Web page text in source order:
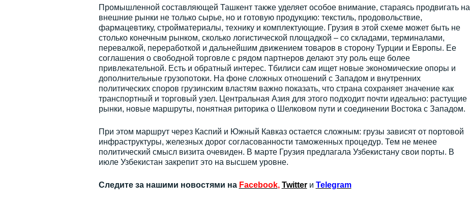
Промышленной составляющей Ташкент также уделяет особое внимание, стараясь продвигать на
внешние рынки не только сырье, но и готовую продукцию: текстиль, продовольствие,
фармацевтику, стройматериалы, технику и комплектующие. Грузия в этой схеме может быть не
столько конечным рынком, сколько логистической площадкой – со складами, терминалами,
перевалкой, переработкой и дальнейшим движением товаров в сторону Турции и Европы. Ее
соглашения о свободной торговле с рядом партнеров делают эту роль еще более
привлекательной. Есть и обратный интерес. Тбилиси сам ищет новые экономические опоры и
дополнительные грузопотоки. На фоне сложных отношений с Западом и внутренних
политических споров грузинским властям важно показать, что страна сохраняет значение как
транспортный и торговый узел. Центральная Азия для этого подходит почти идеально: растущие
рынки, новые маршруты, понятная риторика о Шелковом пути и соединении Востока с Западом.
При этом маршрут через Каспий и Южный Кавказ остается сложным: грузы зависят от портовой
инфраструктуры, железных дорог согласованности таможенных процедур. Тем не менее
политический смысл визита очевиден. В марте Грузия предлагала Узбекистану свои порты. В
июле Узбекистан закрепит это на высшем уровне.
Следите за нашими новостями на Facebook, Twitter и Telegram